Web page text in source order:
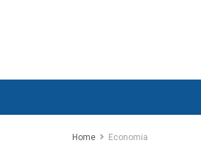
Home Economia